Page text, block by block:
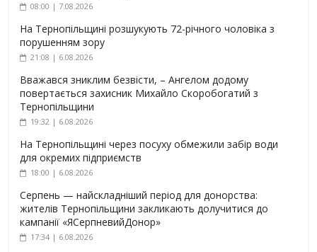
08:00 | 7.08.2026
На Тернопільщині розшукують 72-річного чоловіка з
порушенням зору
21:08 | 6.08.2026
Вважався зниклим безвісти, – Ангелом додому
повертається захисник Михайло Скоробогатий з
Тернопільщини
19:32 | 6.08.2026
На Тернопільщині через посуху обмежили забір води
для окремих підприємств
18:00 | 6.08.2026
Серпень — найскладніший період для донорства:
жителів Тернопільщини закликають долучитися до
кампанії «ЯСерпневийДонор»
17:34 | 6.08.2026